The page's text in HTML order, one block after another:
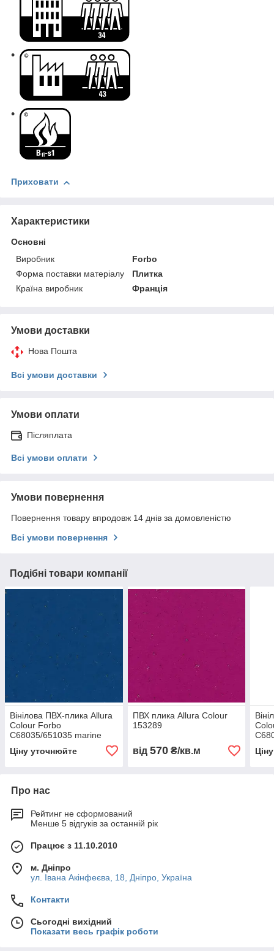
Приховати
Характеристики
Основні
Виробник
Forbo
Форма поставки матеріалу
Плитка
Країна виробник
Франція
Умови доставки
Нова Пошта
Всі умови доставки
Умови оплати
Післяплата
Всі умови оплати
Умови повернення
Повернення товару впродовж 14 днів за домовленістю
Всі умови повернення
Подібні товари компанії
Вінілова ПВХ-плика Allura
Colour Forbo
C68035/651035 marine
Ціну уточнюйте
ПВХ плика Allura Colour
153289
від 570₴/кв.м
Про нас
Рейтинг не сформований
Менше 5 відгуків за останній рік
Працює з 11.10.2010
м. Дніпро
ул. Івана Акінфеєва, 18, Дніпро, Україна
Контакти
Сьогодні вихідний
Показати весь графік роботи